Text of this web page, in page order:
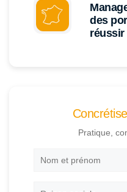
des
réussir
Pratique,
Nom